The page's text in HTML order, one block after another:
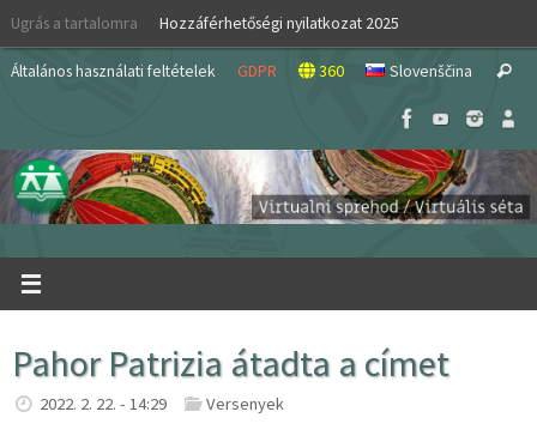
Skip
content
Ugrás a tartalomra Hozzáférhetőségi nyilatkozat 2025
Általános használati feltételek GDPR 360 Slovenščina Search
Pahor Patrizia átadta a címet
2022. 2. 22. - 14:29 Versenyek